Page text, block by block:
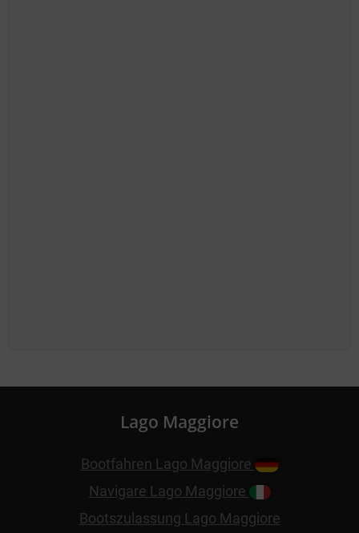
Lago Maggiore
Bootfahren Lago Maggiore
Navigare Lago Maggiore
Bootszulassung Lago Maggiore